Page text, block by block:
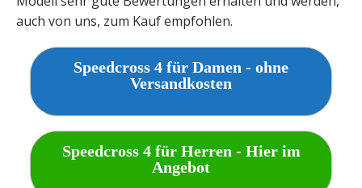
auch von uns, zum Kauf empfohlen.
Speedcross 4 für Damen - ohne
Versandkosten
Speedcross 4 für Herren - Hier im
Angebot